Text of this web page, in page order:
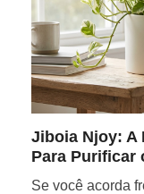
Jiboia Njoy: A
Para Purificar
Se você acorda